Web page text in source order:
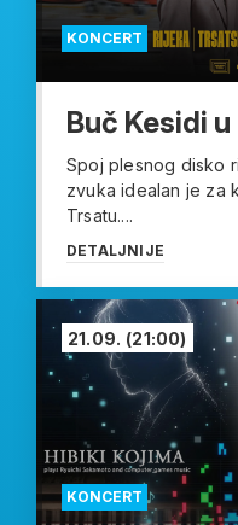
KONCERT
Buč Kesidi u
Spoj plesnog disko
zvuka idealan je za
Trsatu....
DETALJNIJE
KONCERT
21.09. (21:00)